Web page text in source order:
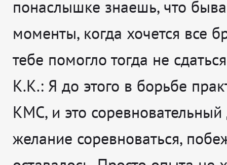
понаслышке знаешь, что
моменты, когда хочется все
тебе помогло тогда не
К.К.: Я до этого в борьбе
КМС, и это соревновательный
желание соревноваться,